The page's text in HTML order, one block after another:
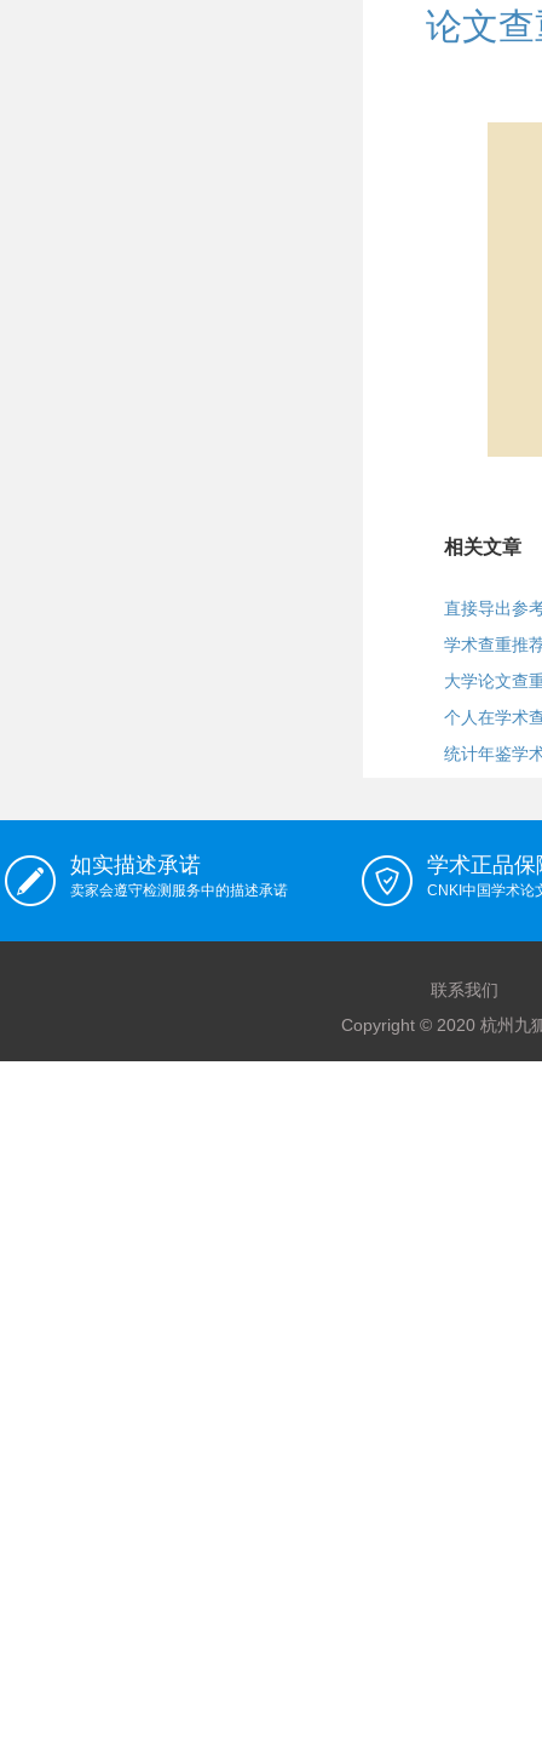
论文
相关文章
直接导出参
学术查重推
大学论文查
个人在学术
统计年鉴学
如实描述承诺
卖家会遵守检测服务中的描述承诺
学术正品保
CNKI中国学术论
联系我们
Copyright © 2020 杭州九